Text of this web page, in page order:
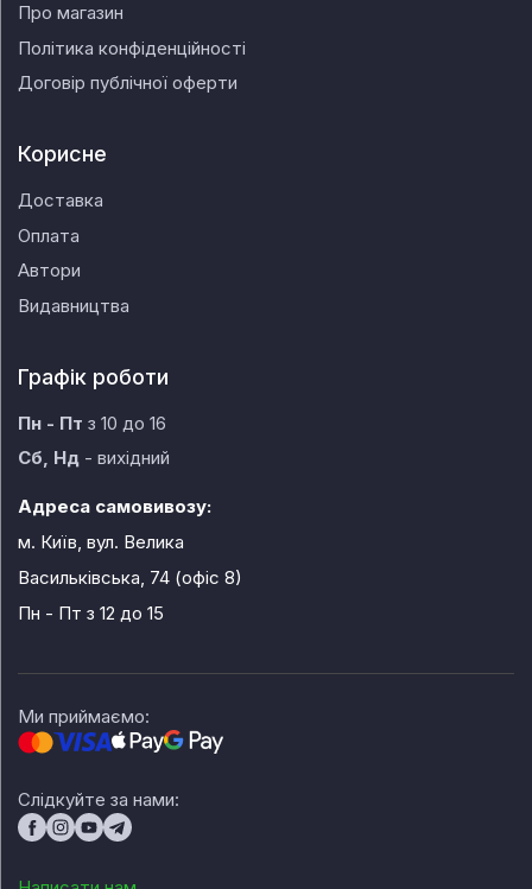
Про магазин
Політика конфіденційності
Договір публічної оферти
Корисне
Доставка
Оплата
Автори
Видавництва
Графік роботи
Пн - Пт з 10 до 16
Сб, Нд - вихідний
Адреса самовивозу:
м. Київ, вул. Велика
Васильківська, 74 (офіс 8)
Пн - Пт з 12 до 15
Ми приймаємо:
Слідкуйте за нами: